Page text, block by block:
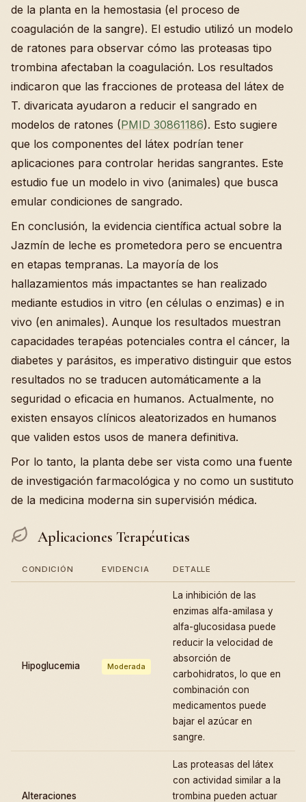
de la planta en la hemostasia (el proceso de
coagulación de la sangre). El estudio utilizó un modelo
de ratones para observar cómo las proteasas tipo
trombina afectaban la coagulación. Los resultados
indicaron que las fracciones de proteasa del látex de
T. divaricata ayudaron a reducir el sangrado en
modelos de ratones (PMID 30861186). Esto sugiere
que los componentes del látex podrían tener
aplicaciones para controlar heridas sangrantes. Este
estudio fue un modelo in vivo (animales) que busca
emular condiciones de sangrado.
En conclusión, la evidencia científica actual sobre la
Jazmín de leche es prometedora pero se encuentra
en etapas tempranas. La mayoría de los
hallazamientos más impactantes se han realizado
mediante estudios in vitro (en células o enzimas) e in
vivo (en animales). Aunque los resultados muestran
capacidades terapéas potenciales contra el cáncer, la
diabetes y parásitos, es imperativo distinguir que estos
resultados no se traducen automáticamente a la
seguridad o eficacia en humanos. Actualmente, no
existen ensayos clínicos aleatorizados en humanos
que validen estos usos de manera definitiva.
Por lo tanto, la planta debe ser vista como una fuente
de investigación farmacológica y no como un sustituto
de la medicina moderna sin supervisión médica.
Aplicaciones Terapéuticas
CONDICIÓN EVIDENCIA DETALLE
Hipoglucemia Moderada
La inhibición de las
enzimas alfa-amilasa y
alfa-glucosidasa puede
reducir la velocidad de
absorción de
carbohidratos, lo que en
combinación con
medicamentos puede
bajar el azúcar en
sangre.
Alteraciones
Las proteasas del látex
con actividad similar a la
trombina pueden actuar